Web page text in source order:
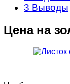
3 Выводы
Цена на